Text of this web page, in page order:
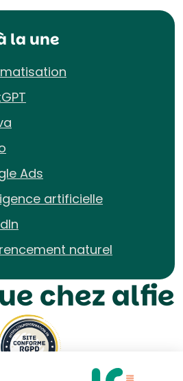
la une
Ads
artificielle
naturel
chez alfie